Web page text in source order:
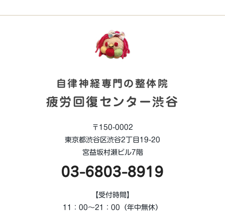
自律神経専門の整体院
疲労回復センター渋谷
〒150-0002
東京都渋谷区渋谷2丁目19-20
宮益坂村瀬ビル7階
03-6803-8919
【受付時間】
11：00～21：00（年中無休）